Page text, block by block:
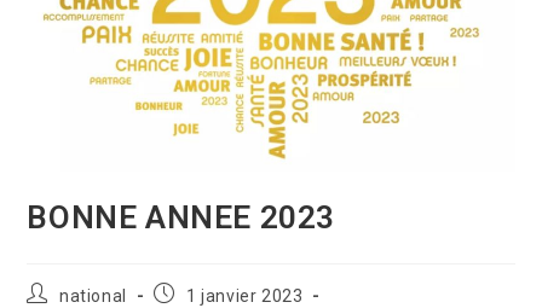
BONNE ANNEE 2023
national
1 janvier 2023